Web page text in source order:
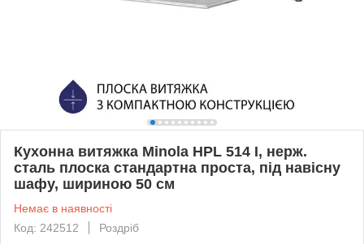
Кухонна витяжка Minola HPL 514 I, нерж.
сталь плоска стандартна проста, під навісну
шафу, шириною 50 см
Немає в наявності
Код: 242512
Роздріб